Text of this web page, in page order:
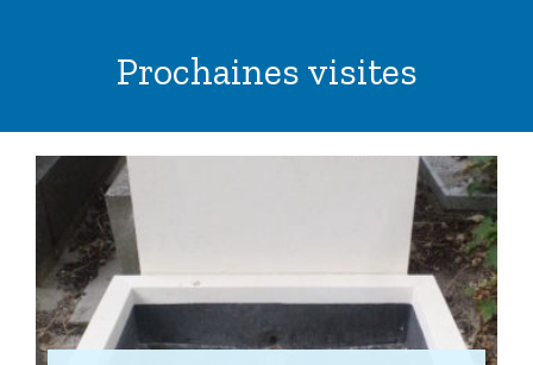
Prochaines visites